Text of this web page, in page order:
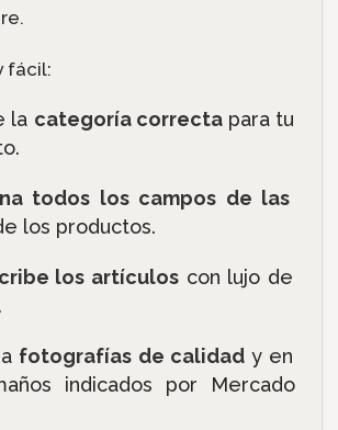
fácil:
la categoría correctapara tu
todos los campos de las
los productos.
los artículos con lujo de
fotografías de calidady en
indicados por Mercado